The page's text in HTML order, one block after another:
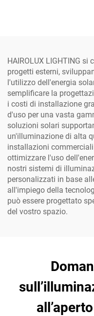
HAIROLUX LIGHTING
progetti esterni,
l'utilizzo dell'energia
semplificare la
i costi di installazione
d'uso per una vasta
soluzioni solari
un'illuminazione di alta
installazioni
ottimizzare l'uso
nostri sistemi di
personalizzati in base
all'impiego della
può essere progettato
del vostro spazio.